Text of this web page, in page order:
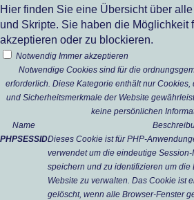
Hier finden Sie eine Übersicht über
und Skripte. Sie haben die Möglichkeit
akzeptieren oder zu blockieren.
Notwendig Immer akzeptieren
Notwendige Cookies sind für die
erforderlich. Diese Kategorie enthält nur
und Sicherheitsmerkmale der Website
keine persönlichen
Name
PHPSESSIDDieses Cookie ist für PHP-
verwendet um die eindeutige
speichern und zu identifizieren um die
Website zu verwalten. Das Cookie ist
gelöscht, wenn alle Browser-Fenster